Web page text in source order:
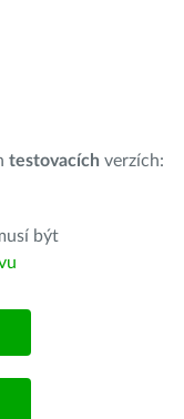
testovacích verzích:
být